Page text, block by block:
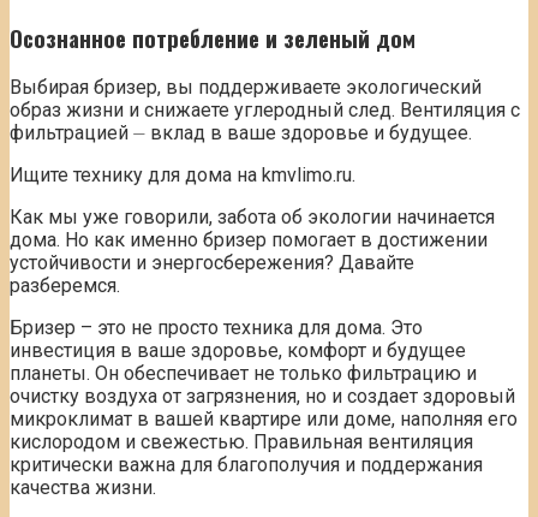
Осознанное потребление и зеленый дом
Выбирая бризер, вы поддерживаете экологический
образ жизни и снижаете углеродный след. Вентиляция с
фильтрацией ⏤ вклад в ваше здоровье и будущее.
Ищите технику для дома на kmvlimo.ru.
Как мы уже говорили, забота об экологии начинается
дома. Но как именно бризер помогает в достижении
устойчивости и энергосбережения? Давайте
разберемся.
Бризер – это не просто техника для дома. Это
инвестиция в ваше здоровье, комфорт и будущее
планеты. Он обеспечивает не только фильтрацию и
очистку воздуха от загрязнения, но и создает здоровый
микроклимат в вашей квартире или доме, наполняя его
кислородом и свежестью. Правильная вентиляция
критически важна для благополучия и поддержания
качества жизни.